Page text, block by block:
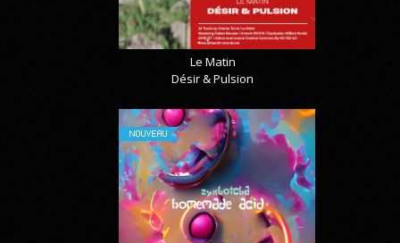
Le Matin
Désir & Pulsion
NOUVEAU